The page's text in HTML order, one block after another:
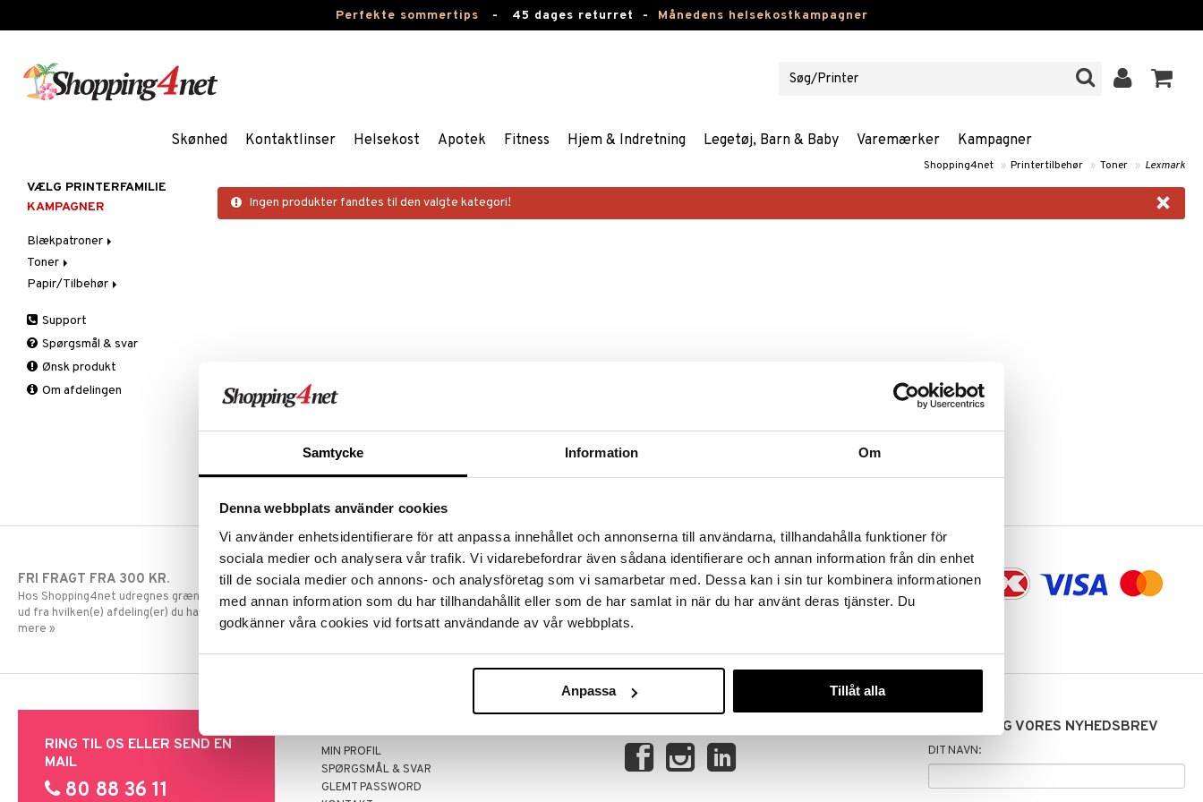
Samtycke Information Om
Denna webbplats använder cookies
Vi använder enhetsidentifierare för att anpassa innehållet och annonserna till användarna, tillhandahålla funktioner för
sociala medier och analysera vår trafik. Vi vidarebefordrar även sådana identifierare och annan information från din enhet
till de sociala medier och annons- och analysföretag som vi samarbetar med. Dessa kan i sin tur kombinera informationen
med annan information som du har tillhandahållit eller som de har samlat in när du har använt deras tjänster. Du
godkänner våra cookies vid fortsatt användande av vår webbplats.
Anpassa Tillåt alla
Perfekte sommertips - 45 dages returret - Månedens helsekostkampagner
Skønhed Kontaktlinser Helsekost Apotek Fitness Hjem & Indretning Legetøj, Barn & Baby Varemærker Kampagner
Shopping4net » Printertilbehør » Toner » Lexmark
×
Ingen produkter fandtes til den valgte kategori!
VÆLG PRINTERFAMILIE
KAMPAGNER
Blækpatroner
Brother
Canon
Epson
HP
Lexmark
OKI
Toner
Brother
Dell
Epson
HP
IBM
Samsung
Sharp
Toshiba
Papir/Tilbehør
Support
Spørgsmål & svar
Ønsk produkt
Om afdelingen
FRI FRAGT FRA 300 KR.
Hos Shopping4net udregnes grænsen for fri fragt
ud fra hvilken(e) afdeling(er) du handler fra. Læs
mere »
HURTIGE LEVERANCER
Bestillinger foretaget før kl. 13.00 afsendes
TRYG HANDEL
via faktura, kontokort, direkte betaling og
RING TIL OS ELLER SEND EN
MAIL
80 88 36 11
MIN PROFIL
SPØRGSMÅL & SVAR
GLEMT PASSWORD
TILMELD DIG VORES NYHEDSBREV
DIT NAVN: